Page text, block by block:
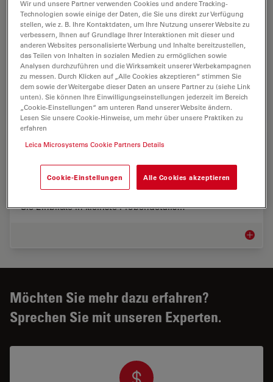
Leica ist Ihr zuverlässiger Partner für
Bildgebungslösungen, die Ihnen zu einem
Wettbewerbsvorteil verhelfen können. Mit unseren
intelligenten Mikroskopsystemen können Sie sich voll
darauf…
Märkte für industrielle Mikroskopie
Zielen helfen Ihnen, Ihr Ergebnis zu verbessern. Mit den
Sie Einblicke in kleinste Probendetails…
Märkte
Möchten Sie mehr dazu erfahren?
Sprechen Sie mit unseren Experten.
Wir und unsere Partner verwenden Cookies und andere Tracking-
Technologien sowie einige der Daten, die Sie uns direkt zur Verfügung
stellen, wie z. B. Ihre Kontaktdaten, um Ihre Nutzung unserer Website zu
verbessern, Ihnen auf Grundlage Ihrer Interaktionen mit dieser und
anderen Websites personalisierte Werbung und Inhalte bereitzustellen,
das Teilen von Inhalten in sozialen Medien zu ermöglichen sowie
Analysen durchzuführen und die Wirksamkeit unserer Werbekampagnen
zu messen. Durch Klicken auf „Alle Cookies akzeptieren“ stimmen Sie
dem sowie der Weitergabe dieser Daten an unsere Partner zu (siehe Link
unten). Sie können Ihre Einwilligungseinstellungen jederzeit im Bereich
„Cookie-Einstellungen“ am unteren Rand unserer Website ändern.
Lesen Sie unsere Cookie-Hinweise, um mehr über unsere Praktiken zu
erfahren
Leica Microsystems Cookie Partners Details
Cookie-Einstellungen Alle Cookies akzeptieren